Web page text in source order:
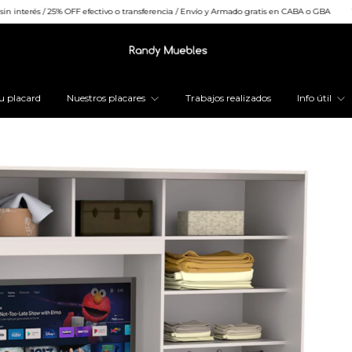
efectivo o transferencia / Envío y Armado gratis en CABA o GBA 18 cuotas sin
placard Nuestros placares Trabajos realizados Info útil